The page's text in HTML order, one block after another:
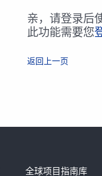
亲，请登录后
此功能需要您
返回上一页
全球项目指南库